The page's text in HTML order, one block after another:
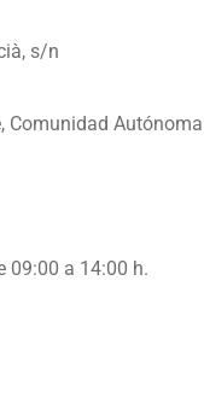
s/n
Comunidad
09:00 a 14:00 h.